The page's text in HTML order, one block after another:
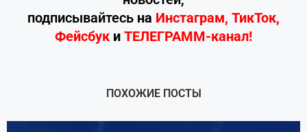
подписывайтесь на Инстаграм, ТикТок,
Фейсбук и ТЕЛЕГРАММ-канал!
ПОХОЖИЕ ПОСТЫ